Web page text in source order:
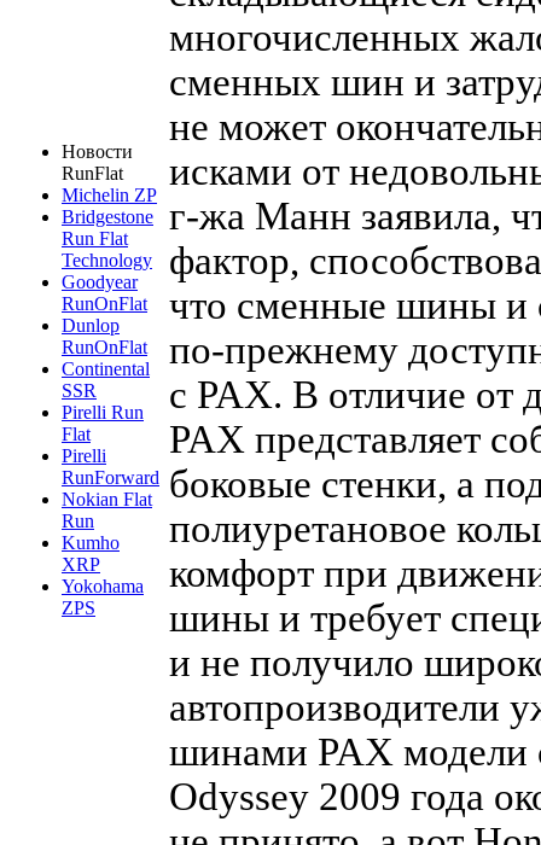
Новости
RunFlat
Michelin ZP
Bridgestone
Run Flat
Technology
Goodyear
RunOnFlat
Dunlop
RunOnFlat
Continental
SSR
Pirelli Run
Flat
Pirelli
RunForward
Nokian Flat
Run
Kumho
XRP
Yokohama
ZPS
многочисленных
сменных шин и
не может
исками от
г-жа Манн заявила,
фактор,
что сменные шины и
по-прежнему
с PAX. В отличие от
PAX представляет
боковые стенки, а
полиуретановое
комфорт при
шины и требует
и не получило
автопроизводители
шинами PAX модели
Odyssey 2009 года